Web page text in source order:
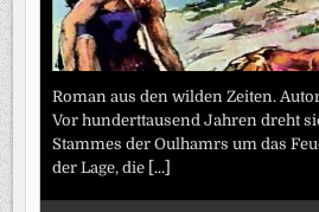
Roman aus den wilden Zeiten.
Vor hunderttausend Jahren dreht
Stammes der Oulhamrs um das
der Lage, die [...]